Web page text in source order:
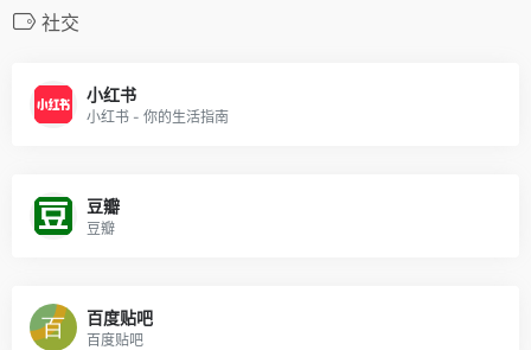
社交
小红书
小红书 - 你的生活指南
豆瓣
豆瓣
百度贴吧
百度贴吧